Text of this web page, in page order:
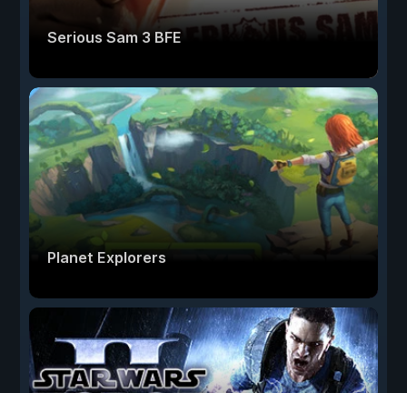
Serious Sam 3 BFE
Planet Explorers